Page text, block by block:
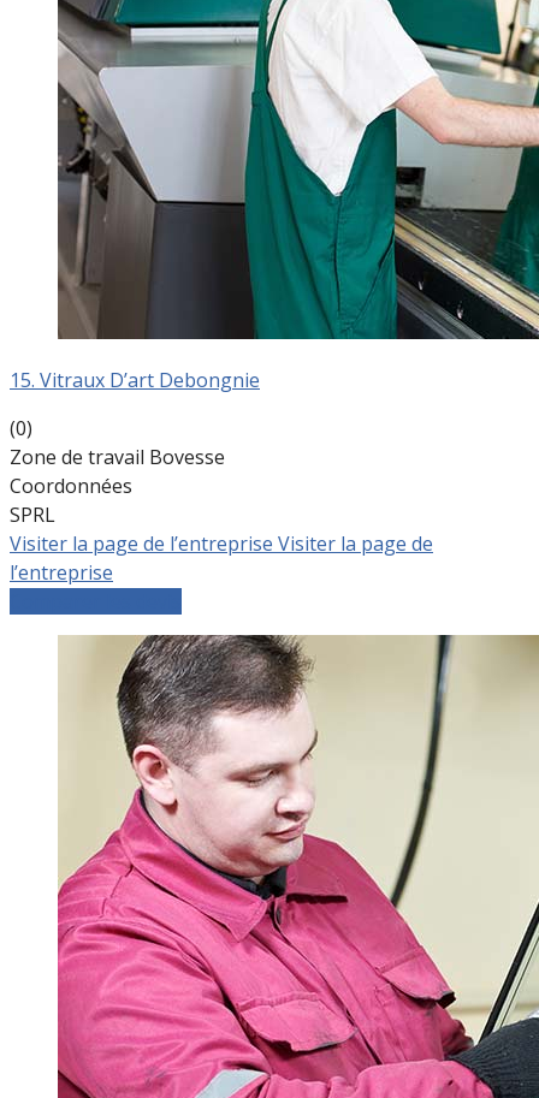
15. Vitraux D’art Debongnie
(0)
Zone de travail Bovesse
Coordonnées
SPRL
Visiter la page de l’entreprise Visiter la page de
l’entreprise